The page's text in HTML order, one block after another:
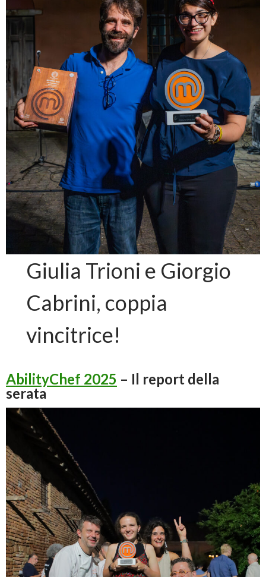
Giulia Trioni e Giorgio
Cabrini, coppia
vincitrice!
AbilityChef 2025 – Il report della
serata